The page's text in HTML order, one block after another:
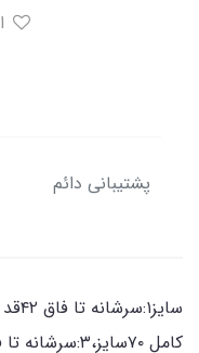
پشتیبانی دائم